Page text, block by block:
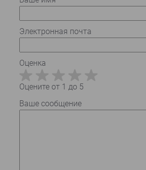
Электронная почта
Оценка
Оцените от 1 до 5
Ваше сообщение